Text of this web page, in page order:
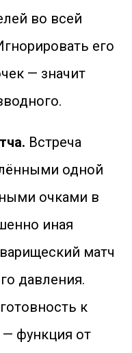
во всей
его
— значит
Встреча
одной
очками в
иная
матч
давления.
к
— функция от